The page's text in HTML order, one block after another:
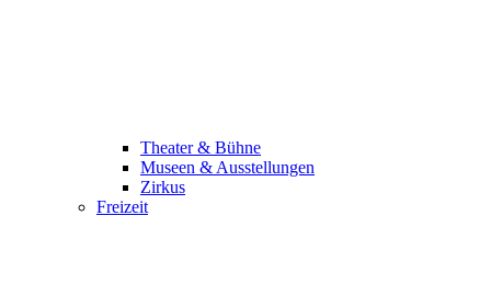
Theater & Bühne
Museen & Ausstellungen
Zirkus
Freizeit